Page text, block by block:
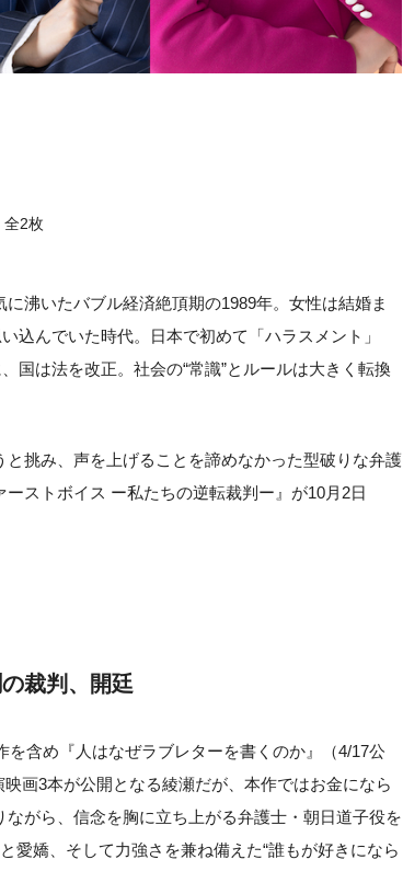
全2枚
沸いたバブル経済絶頂期の1989年。女性は結婚ま
込んでいた時代。日本で初めて「ハラスメント」
国は法を改正。社会の“常識”とルールは大きく転換
挑み、声を上げることを諦めなかった型破りな弁護
ストボイス ー私たちの逆転裁判ー』が10月2日
裁判、開廷
含め『人はなぜラブレターを書くのか』（4/17公
画3本が公開となる綾瀬だが、本作ではお金になら
がら、信念を胸に立ち上がる弁護士・朝日道子役を
愛嬌、そして力強さを兼ね備えた“誰もが好きになら